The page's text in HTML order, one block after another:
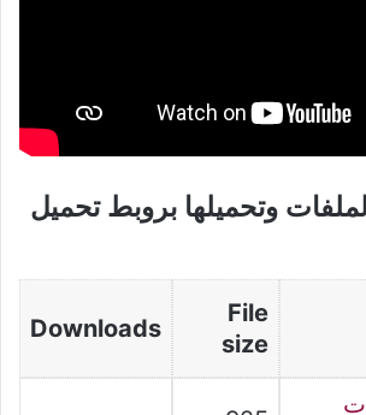
وتحميلها بروبط تحميل
File
size
Downloads